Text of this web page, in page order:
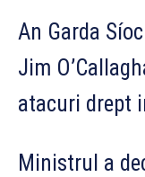
An Garda
Jim
atacuri drept
Ministrul a